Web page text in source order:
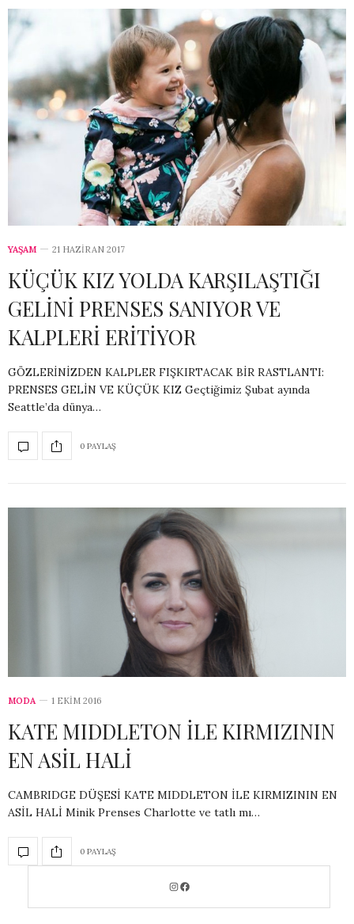
YAŞAM 21 HAZIRAN 2017
KÜÇÜK KIZ YOLDA KARŞILAŞTIĞI
GELİNİ PRENSES SANIYOR VE
KALPLERİ ERİTİYOR
GÖZLERİNİZDEN KALPLER FIŞKIRTACAK BİR RASTLANTI:
PRENSES GELİN VE KÜÇÜK KIZ Geçtiğimiz Şubat ayında
Seattle’da dünya…
0 PAYLAŞ
MODA 1 EKIM 2016
KATE MIDDLETON İLE KIRMIZININ
EN ASİL HALİ
CAMBRIDGE DÜŞESİ KATE MIDDLETON İLE KIRMIZININ EN
ASİL HALİ Minik Prenses Charlotte ve tatlı mı…
0 PAYLAŞ